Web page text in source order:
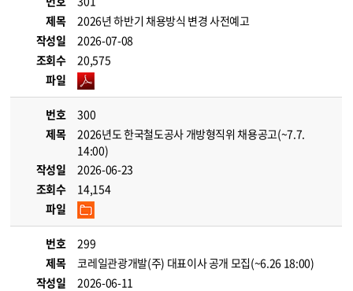
제목
2026년 하반기 채용방식 변경 사전예고
작성일
2026-07-08
조회수
20,575
파일
번호
300
제목
2026년도 한국철도공사 개방형직위 채용공고(~7.7.
14:00)
작성일
2026-06-23
조회수
14,154
파일
번호
299
제목
코레일관광개발(주) 대표이사 공개 모집(~6.26 18:00)
작성일
2026-06-11